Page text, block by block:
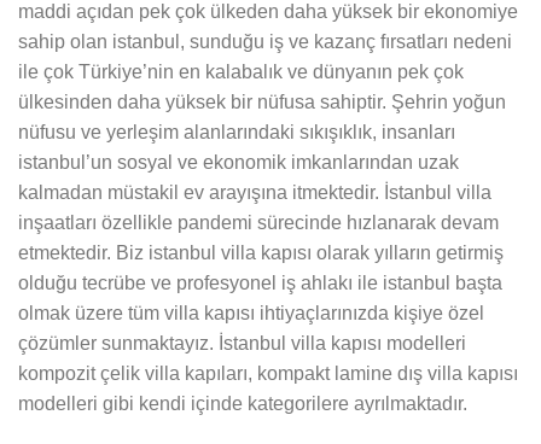
maddi açıdan pek çok ülkeden daha yüksek bir ekonomiye
sahip olan istanbul, sunduğu iş ve kazanç fırsatları nedeni
ile çok Türkiye’nin en kalabalık ve dünyanın pek çok
ülkesinden daha yüksek bir nüfusa sahiptir. Şehrin yoğun
nüfusu ve yerleşim alanlarındaki sıkışıklık, insanları
istanbul’un sosyal ve ekonomik imkanlarından uzak
kalmadan müstakil ev arayışına itmektedir. İstanbul villa
inşaatları özellikle pandemi sürecinde hızlanarak devam
etmektedir. Biz istanbul villa kapısı olarak yılların getirmiş
olduğu tecrübe ve profesyonel iş ahlakı ile istanbul başta
olmak üzere tüm villa kapısı ihtiyaçlarınızda kişiye özel
çözümler sunmaktayız. İstanbul villa kapısı modelleri
kompozit çelik villa kapıları, kompakt lamine dış villa kapısı
modelleri gibi kendi içinde kategorilere ayrılmaktadır.